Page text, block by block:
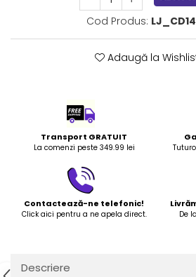
LEGO Speed Champions
Cod Produs:
Adaugă la
Transport GRATUIT
La comenzi peste 349.99 lei
Contactează-ne telefonic!
Click aici pentru a ne apela direct. De
Descriere